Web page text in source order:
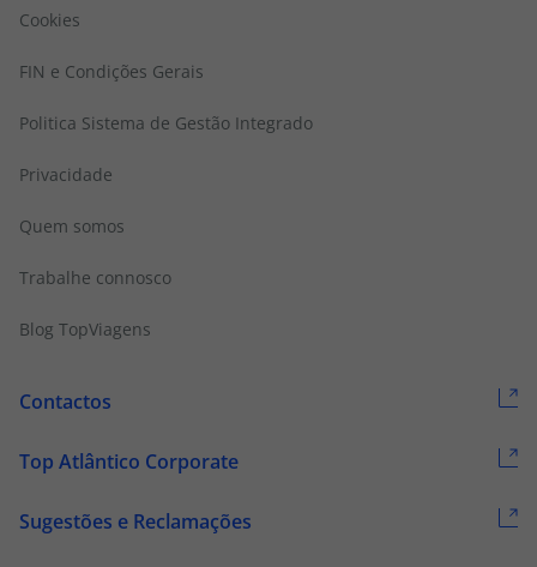
Cookies
FIN e Condições Gerais
Politica Sistema de Gestão Integrado
Privacidade
Quem somos
Trabalhe connosco
Blog TopViagens
Contactos
Top Atlântico Corporate
Sugestões e Reclamações